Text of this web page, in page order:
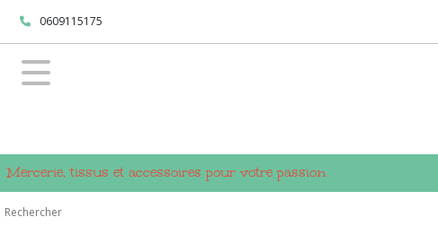
0609115175
Mercerie, tissus et accessoires pour votre passion